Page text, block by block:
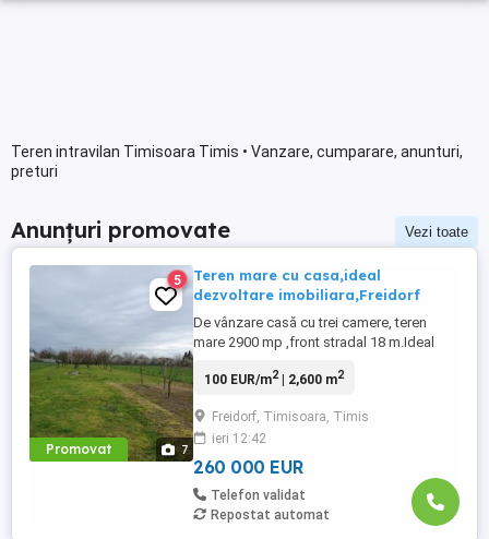
Teren intravilan Timisoara Timis • Vanzare, cumparare, anunturi,
preturi
Anunțuri promovate Vezi toate
Promovat 7
5
Teren mare cu casa,ideal
dezvoltare imobiliara,Freidorf
De vânzare casă cu trei camere, teren
mare 2900 mp ,front stradal 18 m.Ideal
de proprietari, 260000 euro.Tel
100 EUR/m2| 2,600 m2
Freidorf, Timisoara, Timis
ieri 12:42
260 000 EUR
Telefon validat
Repostat automat